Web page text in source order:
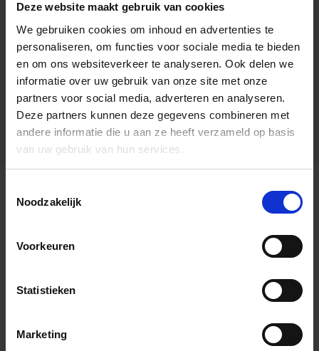
Deze website maakt gebruik van cookies
We gebruiken cookies om inhoud en advertenties te
personaliseren, om functies voor sociale media te bieden
en om ons websiteverkeer te analyseren. Ook delen we
informatie over uw gebruik van onze site met onze
partners voor social media, adverteren en analyseren.
Deze partners kunnen deze gegevens combineren met
andere informatie die u aan ze heeft verzameld op basis
van uw gebruik van hun services.
Noodzakelijk
Voorkeuren
Statistieken
Marketing
Algemene informatie